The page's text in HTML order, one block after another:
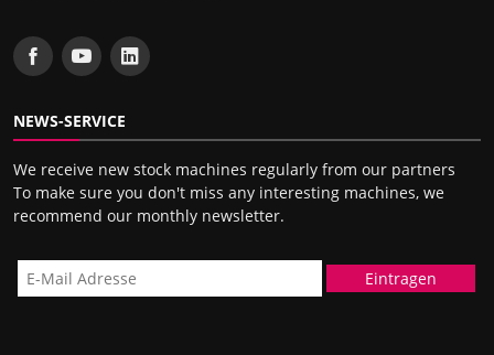
NEWS-SERVICE
We receive new stock machines regularly from our partners
To make sure you don't miss any interesting machines, we
recommend our monthly newsletter.